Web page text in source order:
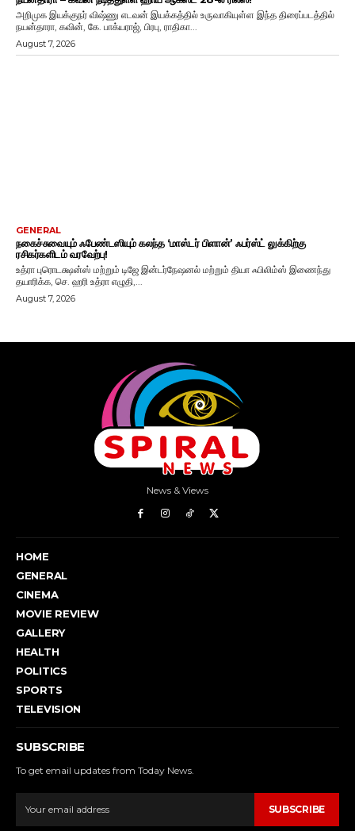
News & Views
HOME
GENERAL
CINEMA
MOVIE REVIEW
GALLERY
HEALTH
POLITICS
SPORTS
TELEVISION
SUBSCRIBE
To get email updates from Today News.
SUBSCRIBE